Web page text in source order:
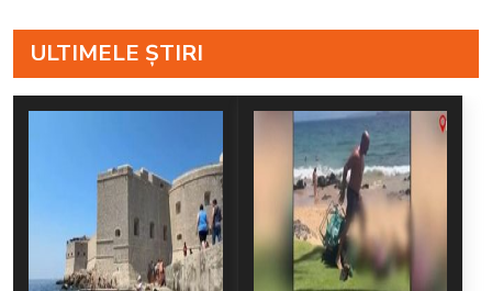
ULTIMELE ȘTIRI